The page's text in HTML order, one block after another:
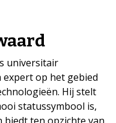
universitair
expert op het gebied
Hij stelt
statussymbool is,